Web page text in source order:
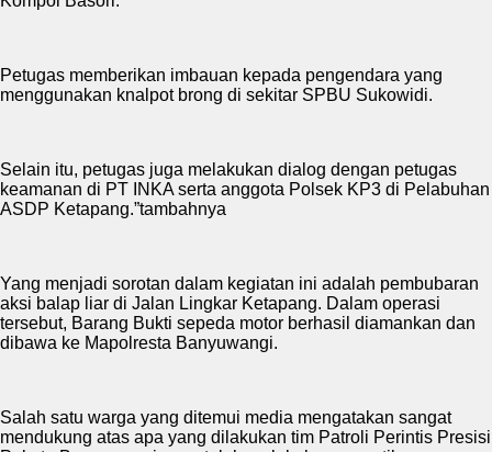
Petugas memberikan imbauan kepada pengendara yang
menggunakan knalpot brong di sekitar SPBU Sukowidi.
Selain itu, petugas juga melakukan dialog dengan petugas
keamanan di PT INKA serta anggota Polsek KP3 di Pelabuhan
ASDP Ketapang.”tambahnya
Yang menjadi sorotan dalam kegiatan ini adalah pembubaran
aksi balap liar di Jalan Lingkar Ketapang. Dalam operasi
tersebut, Barang Bukti sepeda motor berhasil diamankan dan
dibawa ke Mapolresta Banyuwangi.
Salah satu warga yang ditemui media mengatakan sangat
mendukung atas apa yang dilakukan tim Patroli Perintis Presisi